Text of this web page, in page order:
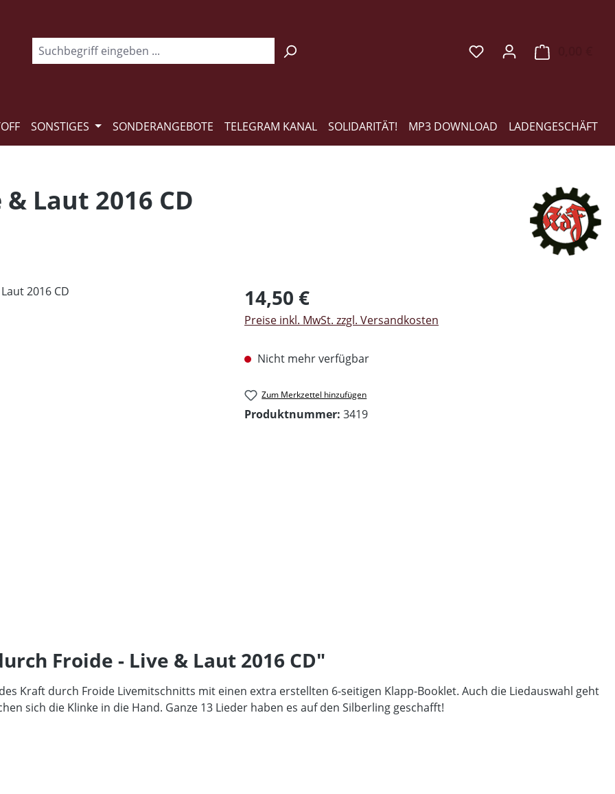
SONSTIGES SONDERANGEBOTE TELEGRAM KANAL SOLIDARITÄT! MP3 DOWNLOAD LADENGESCHÄFT
Laut 2016 CD
Regulärer Preis:
14,50 €
Preise inkl. MwSt. zzgl. Versandkosten
Nicht mehr verfügbar
Zum Merkzettel hinzufügen
Produktnummer: 3419
Froide - Live & Laut 2016 CD"
Kraft durch Froide Livemitschnitts mit einen extra erstellten 6-seitigen Klapp-Booklet. Auch die Liedauswahl geht
sich die Klinke in die Hand. Ganze 13 Lieder haben es auf den Silberling geschafft!